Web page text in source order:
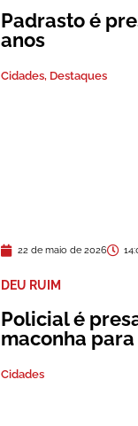
Padrasto é
anos
Cidades, Destaques
22 de maio de 2026
DEU RUIM
Policial é
maconha
Cidades